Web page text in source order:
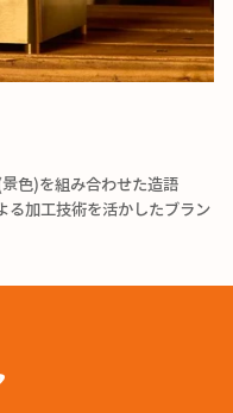
色)を組み合わせた造語
る加工技術を活かしたブラン